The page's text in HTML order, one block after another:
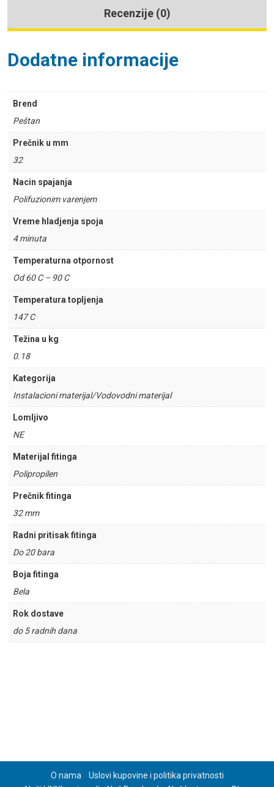
Recenzije (0)
Dodatne informacije
Brend
Peštan
Prečnik u mm
32
Nacin spajanja
Polifuzionim varenjem
Vreme hladjenja spoja
4 minuta
Temperaturna otpornost
Od 60 C – 90 C
Temperatura topljenja
147 C
Težina u kg
0.18
Kategorija
Instalacioni materijal/Vodovodni materijal
Lomljivo
NE
Materijal fitinga
Polipropilen
Prečnik fitinga
32 mm
Radni pritisak fitinga
Do 20 bara
Boja fitinga
Bela
Rok dostave
do 5 radnih dana
O nama
Uslovi kupovine i politika privatnosti